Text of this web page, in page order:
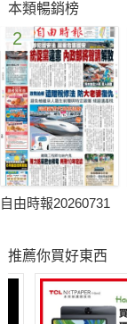
本類暢銷榜
2
自由時報20260731
推薦你買好東西